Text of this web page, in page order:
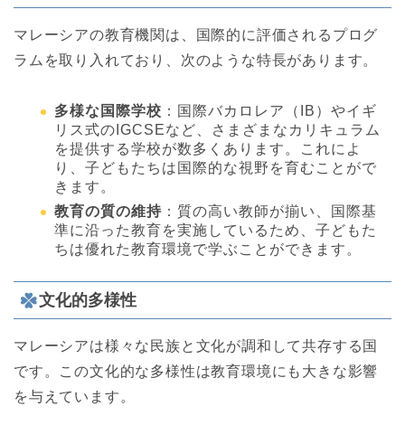
マレーシアの教育機関は、国際的に評価されるプログ
ラムを取り入れており、次のような特長があります。
多様な国際学校 ：国際バカロレア（IB）やイギ
リス式のIGCSEなど、さまざまなカリキュラム
を提供する学校が数多くあります。これによ
り、子どもたちは国際的な視野を育むことがで
きます。
教育の質の維持 ：質の高い教師が揃い、国際基
準に沿った教育を実施しているため、子どもた
ちは優れた教育環境で学ぶことができます。
文化的多様性
マレーシアは様々な民族と文化が調和して共存する国
です。この文化的な多様性は教育環境にも大きな影響
を与えています。